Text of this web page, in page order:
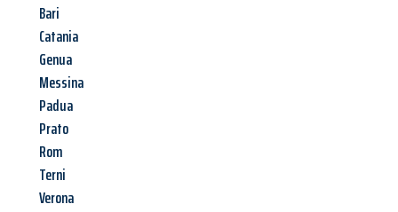
Bari
Catania
Genua
Messina
Padua
Prato
Rom
Terni
Verona